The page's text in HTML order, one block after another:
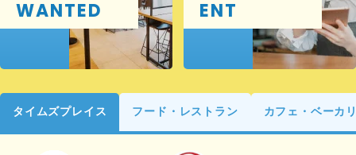
WANTED ENT
タイムズプレイス フード・レストラン カフェ・ベーカ